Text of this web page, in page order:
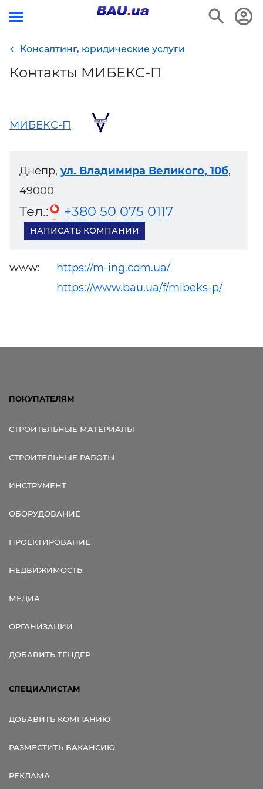
Консалтинг, юридические услуги
Контакты МИБЕКС-П
МИБЕКС-П
Днепр, ул. Владимира Великого, 10б,
49000
Тел.: +380 50 075 0117
НАПИСАТЬ КОМПАНИИ
www:
https://m-ing.com.ua/
https://www.bau.ua/f/mibeks-p/
ПОКУПАТЕЛЯМ
СТРОИТЕЛЬНЫЕ МАТЕРИАЛЫ
СТРОИТЕЛЬНЫЕ РАБОТЫ
ИНСТРУМЕНТ
ОБОРУДОВАНИЕ
ПРОЕКТИРОВАНИЕ
НЕДВИЖИМОСТЬ
МЕДИА
ОРГАНИЗАЦИИ
ДОБАВИТЬ ТЕНДЕР
СПЕЦИАЛИСТАМ
ДОБАВИТЬ КОМПАНИЮ
РАЗМЕСТИТЬ ВАКАНСИЮ
РЕКЛАМА